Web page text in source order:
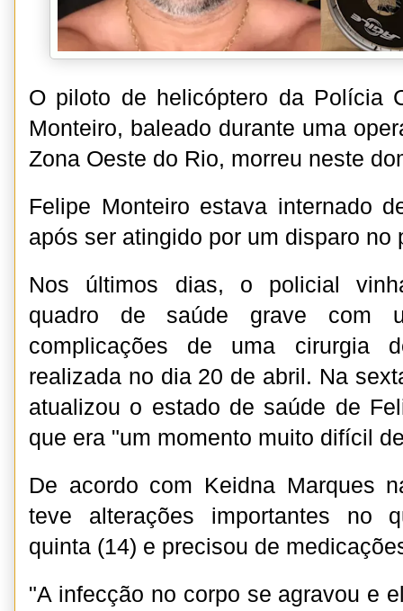
O piloto de helicóptero da Polícia
Monteiro, baleado durante uma
Zona Oeste do Rio, morreu neste
Felipe Monteiro estava internado
após ser atingido por um disparo no
Nos últimos dias, o policial
quadro de saúde grave com
complicações de uma cirurgia
realizada no dia 20 de abril. Na
atualizou o estado de saúde de
que era "um momento muito difícil
De acordo com Keidna Marques
teve alterações importantes no
quinta (14) e precisou de
"A infecção no corpo se agravou e